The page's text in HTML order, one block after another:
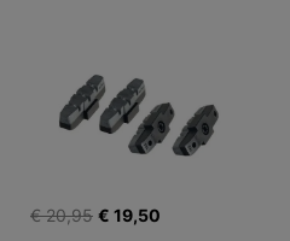
€ 20,95 € 19,50